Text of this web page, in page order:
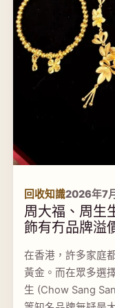
回收知識2026年7
周大福、周生
飾有冇品牌溢
在香港，許多家庭
黃金。而在眾多選
生 (Chow Sang